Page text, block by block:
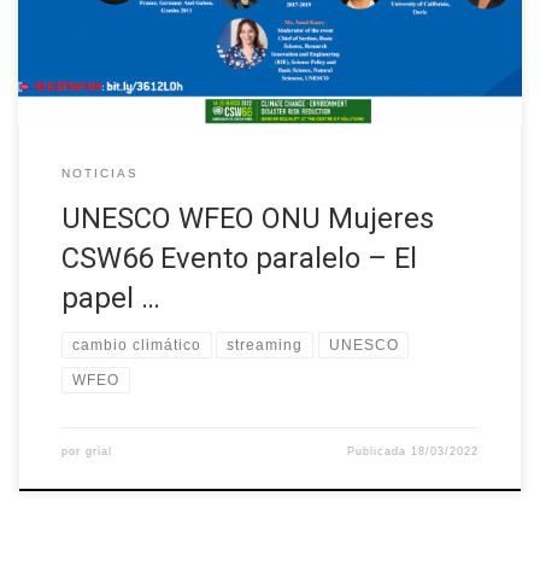
la gestión del riesgo de catástrofes, la innovación y el avance de
NOTICIAS
UNESCO WFEO ONU Mujeres
CSW66 Evento paralelo – El
papel …
cambio climático streaming UNESCO
WFEO
por grial Publicada 18/03/2022